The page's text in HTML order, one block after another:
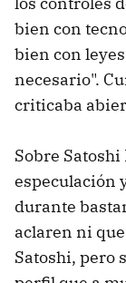
bien con
bien con
necesario".
criticaba
Sobre
especulación
durante
aclaren ni
Satoshi, pero